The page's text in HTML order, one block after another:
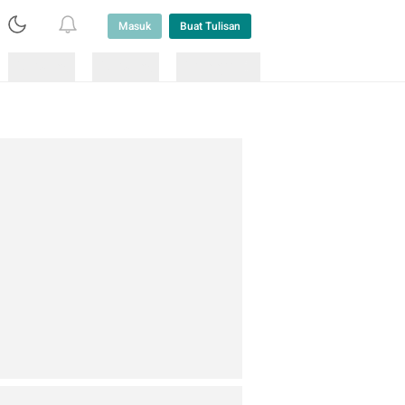
Masuk Buat Tulisan